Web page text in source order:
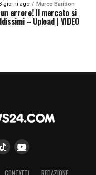
3 giorni ago Marco Baridon
errore! Il mercato si
– Upload | VIDEO